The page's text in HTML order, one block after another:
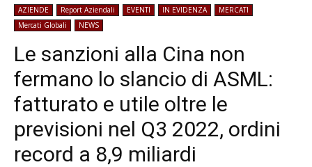
AZIENDE Report Aziendali EVENTI IN EVIDENZA
MERCATI
Mercati Globali
NEWS
Le sanzioni alla Cina non
fermano lo slancio di ASML:
fatturato e utile oltre le
previsioni nel Q3 2022, ordini
record a 8,9 miliardi